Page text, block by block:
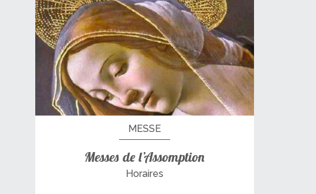
MESSE
Messes de l’Assomption
Horaires